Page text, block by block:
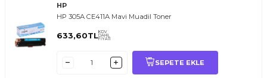
HP
HP 305A CE411A Mavi Muadil Toner
633,60TLKDV
DAHİL
FİYATI
SEPETE EKLE